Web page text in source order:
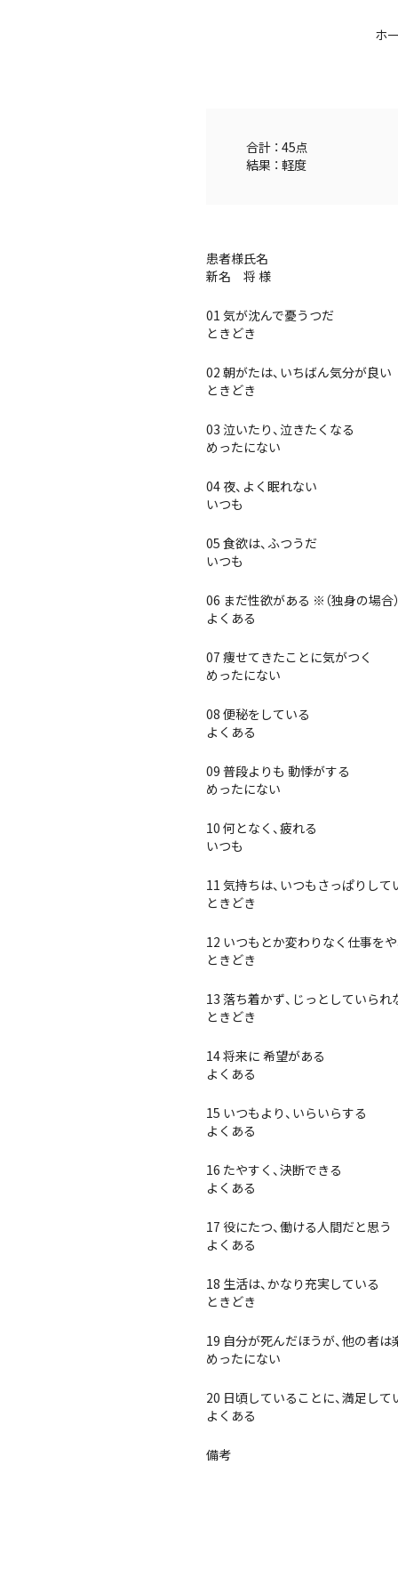
ホ
合計 ： 45点
結果 ： 軽度
患者様氏名
新名 将 様
01 気が沈んで憂うつだ
ときどき
02 朝がたは、いちばん気分が良い
ときどき
03 泣いたり、泣きたくなる
めったにない
04 夜、よく眠れない
いつも
05 食欲は、ふつうだ
いつも
06 まだ性欲がある ※（独身の場合
よくある
07 痩せてきたことに気がつく
めったにない
08 便秘をしている
よくある
09 普段よりも 動悸がする
めったにない
10 何となく、疲れる
いつも
11 気持ちは、いつもさっぱりして
ときどき
12 いつもとか変わりなく仕事を
ときどき
13 落ち着かず、じっとしていられ
ときどき
14 将来に 希望がある
よくある
15 いつもより、いらいらする
よくある
16 たやすく、決断できる
よくある
17 役にたつ、働ける人間だと思う
よくある
18 生活は、かなり充実している
ときどき
19 自分が死んだほうが、他の者
めったにない
20 日頃していることに、満足して
よくある
備考